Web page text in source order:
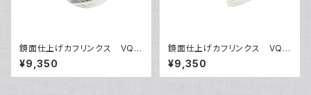
鏡面仕上げカフリンクス VQC
-0606
¥9,350
鏡面仕上げカフリンクス VQC
-0607
¥9,350